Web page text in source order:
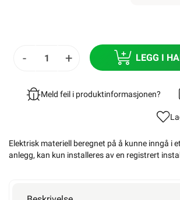
- + LEGG I
Meld feil i produktinformasjonen?
Elektrisk materiell beregnet på å kunne inngå i
anlegg, kan kun installeres av en registrert